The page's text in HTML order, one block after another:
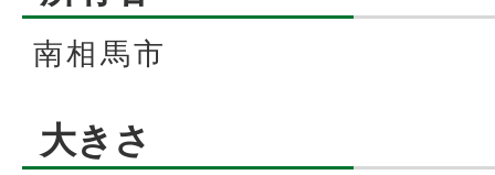
南相馬市
大きさ